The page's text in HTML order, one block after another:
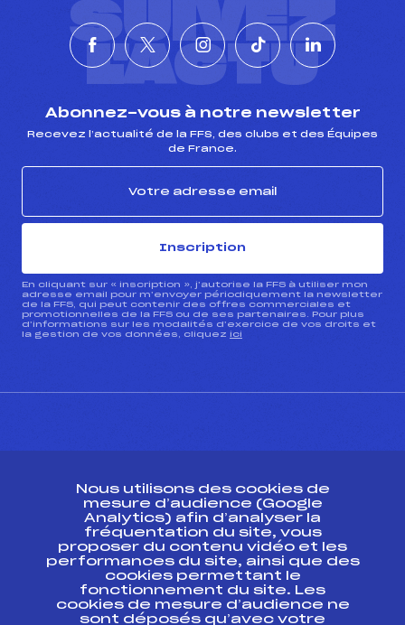
SUIVEZ
L'ACTU
Abonnez-vous à notre newsletter
Recevez l’actualité de la FFS, des clubs et des Équipes
de France.
Inscription
En cliquant sur « inscription », j’autorise la FFS à utiliser mon
adresse email pour m’envoyer périodiquement la newsletter
de la FFS, qui peut contenir des offres commerciales et
promotionnelles de la FFS ou de ses partenaires. Pour plus
d’informations sur les modalités d’exercice de vos droits et
la gestion de vos données, cliquez ici
Ressources
Pass’Neige
Projet sportif fédéral
Projet de performance fédéral
Nous utilisons des cookies de
mesure d’audience (Google
Analytics) afin d’analyser la
fréquentation du site, vous
proposer du contenu vidéo et les
performances du site, ainsi que des
cookies permettant le
fonctionnement du site. Les
cookies de mesure d’audience ne
sont déposés qu’avec votre